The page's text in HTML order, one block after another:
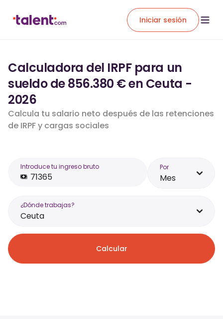
Iniciar sesión
Calculadora del IRPF para un
sueldo de 856.380 € en Ceuta -
2026
Calcula tu salario neto después de las retenciones
de IRPF y cargas sociales
Introduce tu ingreso bruto Por
Mes
¿Dónde trabajas?
Ceuta
Calcular